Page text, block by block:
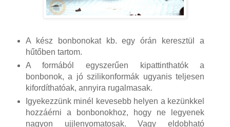
A kész bonbonokat kb. egy órán keresztül a
hűtőben tartom.
A formából egyszerűen kipattinthatók a
bonbonok, a jó szilikonformák ugyanis teljesen
kifordíthatóak, annyira rugalmasak.
Igyekezzünk minél kevesebb helyen a kezünkkel
hozzáérni a bonbonokhoz, hogy ne legyenek
nagyon ujjlenyomatosak. Vagy eldobható